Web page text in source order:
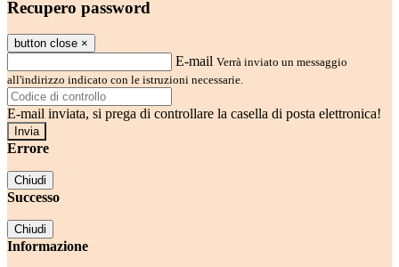
Recupero password
button close ×
E-mail Verrà inviato un messaggio
all'indirizzo indicato con le istruzioni necessarie.
E-mail inviata, si prega di controllare la casella di posta elettronica!
Errore
Chiudi
Successo
Chiudi
Informazione